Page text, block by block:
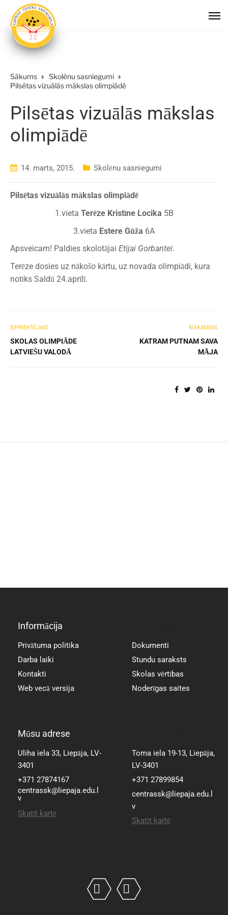
Sākums
Skolēnu sasniegumi
Pilsētas vizuālās mākslas olimpiādē
Pilsētas vizuālās mākslas
olimpiādē
14. marts, 2015. Skolēnu sasniegumi
Pilsētas vizuālās mākslas olimpiādē
1.vieta Terēze Kristīne Locika 5B
3.vieta Estere Gūža 6A
Apsveicam! Paldies skolotājai Etijai Gorbantei.
Terēze dosies uz nākošo kārtu, uz novada olimpiādi, kura
notiks Saldū 24.aprīlī.
IEPRIEKŠĒJAIS
SKOLAS OLIMPIĀDE
LATVIEŠU VALODĀ
NĀKAMAIS
KATRAM PUTNAM SAVA
MĀJA
Informācija
Privātuma politika
Darba laiki
Kontakti
Web vecā versija
Dokumenti
Stundu saraksts
Skolas vērtības
Noderīgas saites
Mūsu adrese
Uliha iela 33, Liepāja, LV-
3401
+371 27874167
centrassk@liepaja.edu.l
v
Skatīt kartē
Toma iela 19-13, Liepāja,
LV-3401
+371 27899854
centrassk@liepaja.edu.l
v
Skatīt kartē